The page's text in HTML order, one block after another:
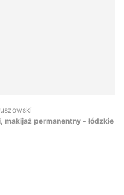
makijaż permanentny - łódzkie